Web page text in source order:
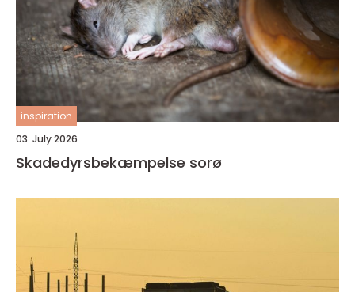
inspiration
03. July 2026
Skadedyrsbekæmpelse sorø